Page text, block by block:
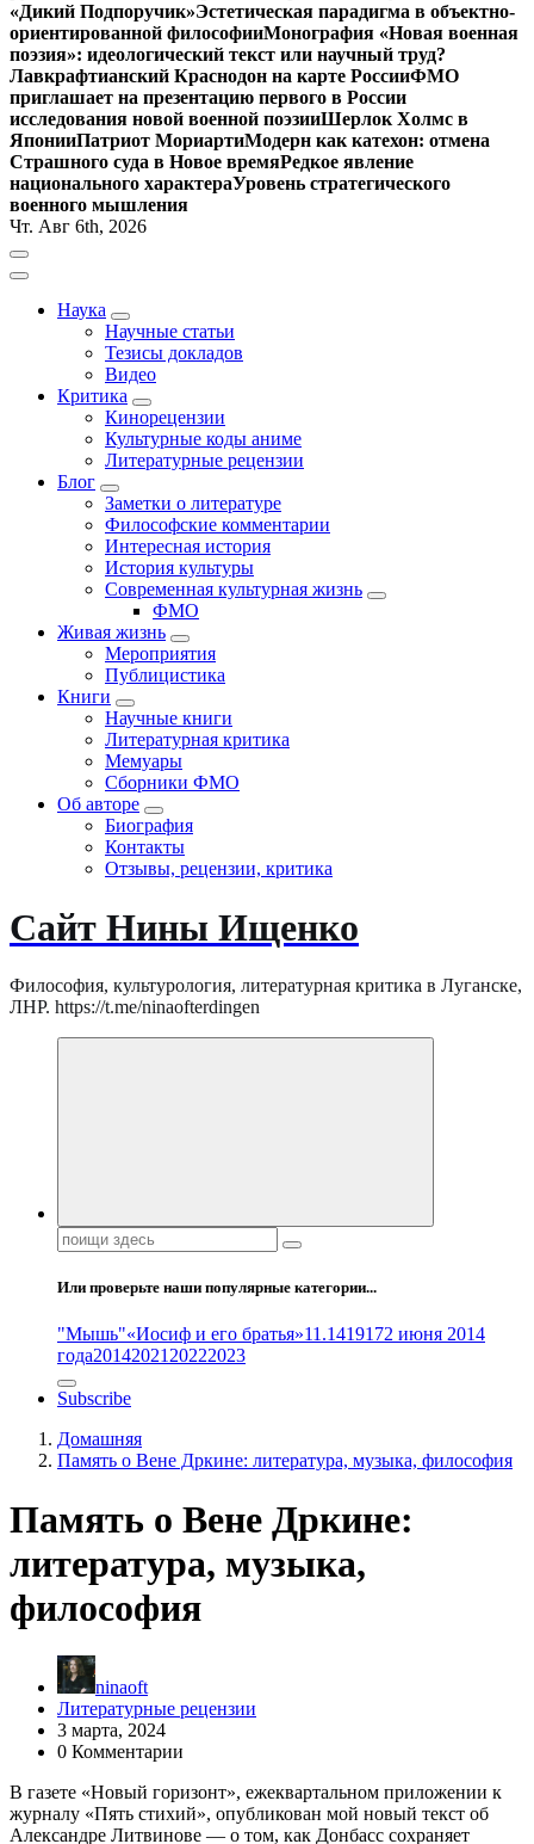
«Дикий Подпоручик»Эстетическая парадигма в объектно-
ориентированной философииМонография «Новая военная
поэзия»: идеологический текст или научный труд?
Лавкрафтианский Краснодон на карте РоссииФМО
приглашает на презентацию первого в России
исследования новой военной поэзииШерлок Холмс в
ЯпонииПатриот МориартиМодерн как катехон: отмена
Страшного суда в Новое времяРедкое явление
национального характераУровень стратегического
военного мышления
Чт. Авг 6th, 2026
Наука
Научные статьи
Тезисы докладов
Видео
Критика
Кинорецензии
Культурные коды аниме
Литературные рецензии
Блог
Заметки о литературе
Философские комментарии
Интересная история
История культуры
Современная культурная жизнь
ФМО
Живая жизнь
Мероприятия
Публицистика
Книги
Научные книги
Литературная критика
Мемуары
Сборники ФМО
Об авторе
Биография
Контакты
Отзывы, рецензии, критика
Сайт Нины Ищенко
Философия, культурология, литературная критика в Луганске,
ЛНР. https://t.me/ninaofterdingen
Поиск:
Или проверьте наши популярные категории...
"Мышь"«Иосиф и его братья»11.1419172 июня 2014
года2014202120222023
Subscribe
Домашняя
Память о Вене Дркине: литература, музыка, философия
Память о Вене Дркине:
литература, музыка,
философия
ninaoft
Литературные рецензии
3 марта, 2024
0 Комментарии
В газете «Новый горизонт», ежеквартальном приложении к
журналу «Пять стихий», опубликован мой новый текст об
Александре Литвинове — о том, как Донбасс сохраняет